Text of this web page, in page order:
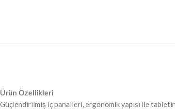
Ürün Özellikleri
Güçlendirilmiş iç panalleri, ergonomik yapısı ile